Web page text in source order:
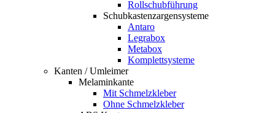
Rollschubführung
Schubkastenzargensysteme
Antaro
Legrabox
Metabox
Komplettsysteme
Kanten / Umleimer
Melaminkante
Mit Schmelzkleber
Ohne Schmelzkleber